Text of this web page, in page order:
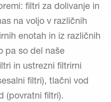
filtri za dolivanje in
na voljo v različnih
enotah in iz različnih
pa so del naše
in ustrezni filtrirni
filtri), tlačni vod
(povratni filtri).